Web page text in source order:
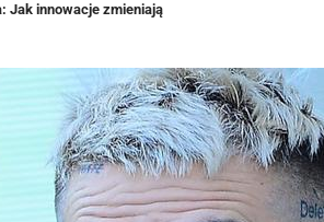
Jak innowacje zmieniają